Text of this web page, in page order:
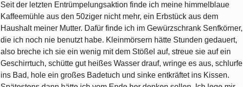
Seit der letzten Entrümpelungsaktion finde ich meine himmelblaue
Kaffeemühle aus den 50ziger nicht mehr, ein Erbstück aus dem
Haushalt meiner Mutter. Dafür finde ich im Gewürzschrank Senfkörner,
die ich noch nie benutzt habe. Kleinmörsern hätte Stunden gedauert,
also breche ich sie ein wenig mit dem Stößel auf, streue sie auf ein
Geschirrtuch, schütte gut heißes Wasser drauf, wringe es aus, schlurfe
ins Bad, hole ein großes Badetuch und sinke entkräftet ins Kissen.